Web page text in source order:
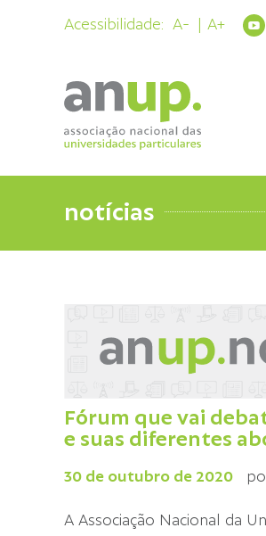
Acessibilidade: A- A+
notícias
Fórum que vai
e suas diferentes
30 de outubro de 2020
A Associação Nacional da